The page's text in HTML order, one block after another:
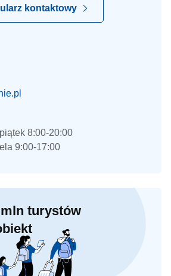
kontaktowy
8:00-20:00
9:00-17:00
turystów